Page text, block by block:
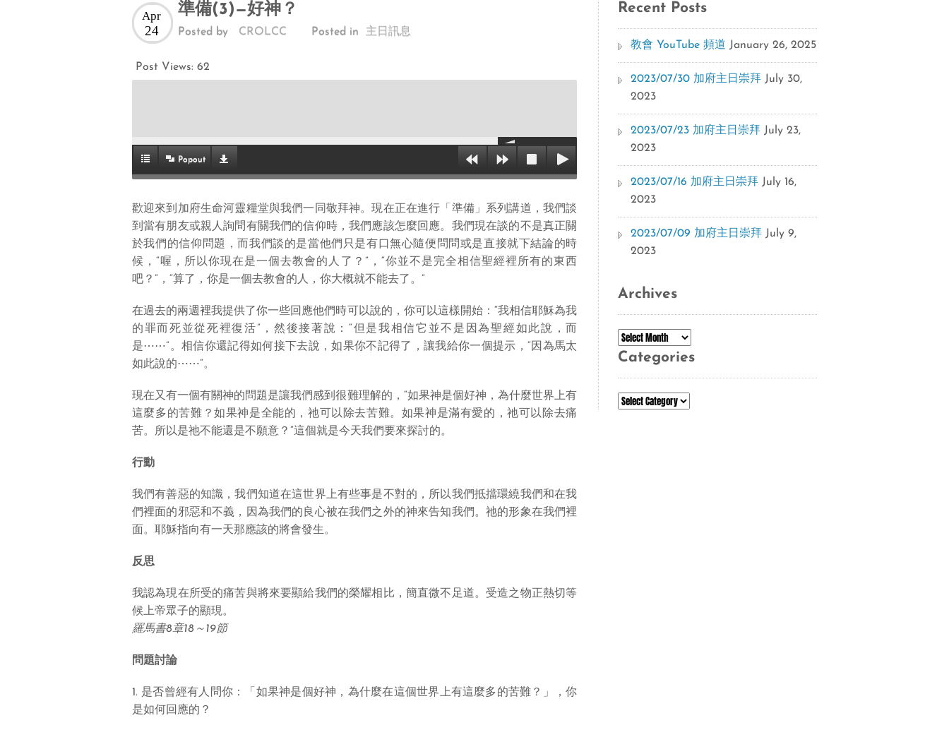
準備(3)—好神？
Apr
24 Posted by CROLCC Posted in 主日訊息
Post Views: 62
Popout
歡迎來到加府生命河靈糧堂與我們一同敬拜神。現在正在進行「準備」系列講道，我們談
到當有朋友或親人詢問有關我們的信仰時，我們應該怎麼回應。我們現在談的不是真正關
於我們的信仰問題，而我們談的是當他們只是有口無心隨便問問或是直接就下結論的時
候，“喔，所以你現在是一個去教會的人了？”，“你並不是完全相信聖經裡所有的東西
吧？”，“算了，你是一個去教會的人，你大概就不能去了。”
在過去的兩週裡我提供了你一些回應他們時可以說的，你可以這樣開始：“我相信耶穌為我
的罪而死並從死裡復活”，然後接著說：“但是我相信它並不是因為聖經如此說，而
是⋯⋯”。相信你還記得如何接下去說，如果你不記得了，讓我給你一個提示，“因為馬太
如此說的⋯⋯”。
現在又有一個有關神的問題是讓我們感到很難理解的，“如果神是個好神，為什麼世界上有
這麼多的苦難？如果神是全能的，祂可以除去苦難。如果神是滿有愛的，祂可以除去痛
苦。所以是祂不能還是不願意？”這個就是今天我們要來探討的。
行動
我們有善惡的知識，我們知道在這世界上有些事是不對的，所以我們抵擋環繞我們和在我
們裡面的邪惡和不義，因為我們的良心被在我們之外的神來告知我們。祂的形象在我們裡
面。耶穌指向有一天那應該的將會發生。
反思
我認為現在所受的痛苦與將來要顯給我們的榮耀相比，簡直微不足道。受造之物正熱切等
候上帝眾子的顯現。
羅馬書8章18～19節
問題討論
1. 是否曾經有人問你：「如果神是個好神，為什麼在這個世界上有這麼多的苦難？」，你
是如何回應的？
Recent Posts
教會 YouTube 頻道 January 26, 2025
2023/07/30 加府主日崇拜 July 30,
2023
2023/07/23 加府主日崇拜 July 23,
2023
2023/07/16 加府主日崇拜 July 16,
2023
2023/07/09 加府主日崇拜 July 9,
2023
Archives
Archives
Categories
Categories